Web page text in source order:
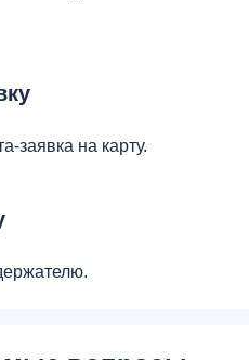
заявка на карту.